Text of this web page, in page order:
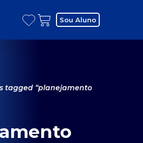
Sou Aluno
tagged “planejamento